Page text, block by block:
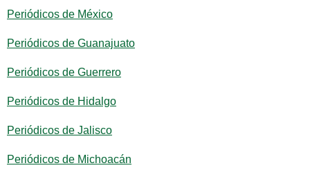
Periódicos de México
Periódicos de Guanajuato
Periódicos de Guerrero
Periódicos de Hidalgo
Periódicos de Jalisco
Periódicos de Michoacán